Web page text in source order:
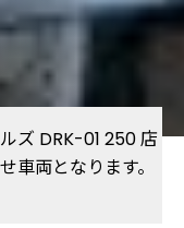
ズ DRK-01 250 店
車両となります。